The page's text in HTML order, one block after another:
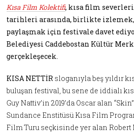
Kısa Film Kolektifi, kısa film severleri
tarihleri arasında, birlikte
paylaşmak için festivale davet
Belediyesi Caddebostan Kültür
gerçekleşecek.
KISA NETTİR sloganıyla beş yıldır
buluşan festival, bu sene de iddialı
Guy Nattiv’in 2019’da Oscar alan
Sundance Enstitüsü Kısa Film
Film Turu seçkisinde yer alan Robert